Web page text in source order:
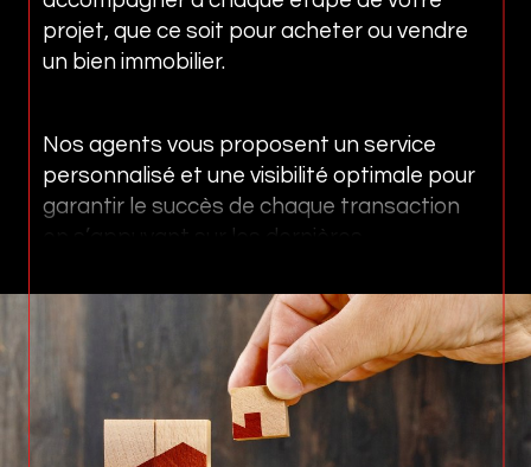
projet, que ce soit pour acheter ou vendre
un bien immobilier.
Nos agents vous proposent un service
personnalisé et une visibilité optimale pour
garantir le succès de chaque transaction
en s’appuyant sur les dernières
les meilleurs portails immobiliers.